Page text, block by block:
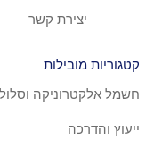
וסלולר
תנאים
תקנון